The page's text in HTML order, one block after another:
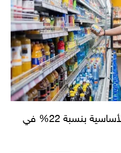
تخفيضات على السلع الأساسية بنسبة 22% في